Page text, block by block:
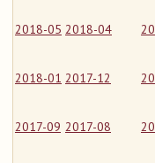
2018-05 2018-04
2018-01 2017-12
2017-09 2017-08